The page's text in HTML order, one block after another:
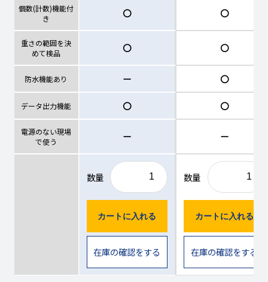
（￥157,300円）
100400154
（￥408,980円）
お問い合わせください
￥131,950円
（￥145,145円）
お問い合わせください
100400156
（￥157,300円）
￥143,000円
（￥157,300円）
お問い合わせください
￥143,000円
（￥157,300円）
お問い合わせください
￥271,700円
（￥298,870円）
お問い合わせください
個数(計数)機能付
き
〇 〇
重さの範囲を決
めて検品
〇 〇
防水機能あり ー 〇
データ出力機能 〇 〇
電源のない現場
で使う
ー ー
数量
カートに入れる
在庫の確認をする
数量
カートに入れる
在庫の確認をする